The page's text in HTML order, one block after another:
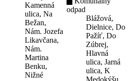
Kamenná
ulica, Na
Bežan,
Nám. Jozefa
Likavčana,
Nám.
Martina
Benku,
Nižné
odpad
Blážová,
Dielnice, Do
Pažíť, Do
Zúbrej,
Hlavná
ulica, Jarná
ulica, K
Medokýšu,